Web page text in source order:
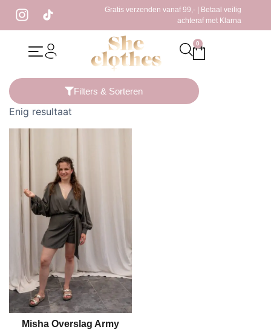
Gratis verzenden vanaf 99,- | Betaal veilig
achteraf met Klarna
0
/ Producten getagged “army playsuit”
Filters & Sorteren
Enig resultaat
One size
Misha Overslag Army